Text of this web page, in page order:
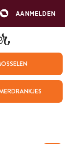
AANMELDEN